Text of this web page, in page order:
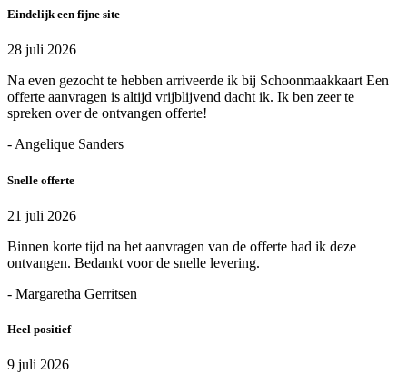
Eindelijk een fijne site
28 juli 2026
Na even gezocht te hebben arriveerde ik bij Schoonmaakkaart Een
offerte aanvragen is altijd vrijblijvend dacht ik. Ik ben zeer te
spreken over de ontvangen offerte!
- Angelique Sanders
Snelle offerte
21 juli 2026
Binnen korte tijd na het aanvragen van de offerte had ik deze
ontvangen. Bedankt voor de snelle levering.
- Margaretha Gerritsen
Heel positief
9 juli 2026